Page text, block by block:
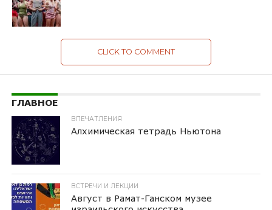
CLICK TO COMMENT
ГЛАВНОЕ
ВПЕЧАТЛЕНИЯ
Алхимическая тетрадь Ньютона
ВСТРЕЧИ И ЛЕКЦИИ
Август в Рамат-Ганском музее